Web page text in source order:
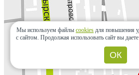
Мы используем файлы cookies для повышения
с сайтом. Продолжая использовать сайт вы даете
ОК